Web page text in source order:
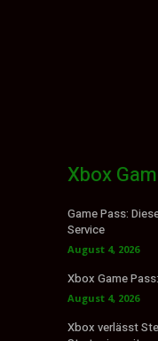
Xbox
Game Pass:
Service
August 4, 2026
Xbox Game
August 4, 2026
Xbox verlässt